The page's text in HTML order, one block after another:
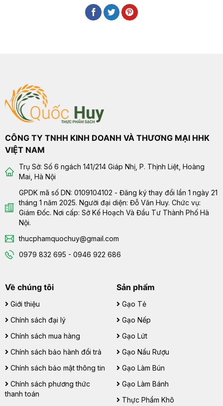
CÔNG TY TNHH KINH DOANH VÀ THƯƠNG MẠI HHK
VIỆT NAM
Trụ Sở: Số 6 ngách 141/214 Giáp Nhị, P. Thịnh Liệt, Hoàng
Mai, Hà Nội
GPDK mã số DN: 0109104102 - Đăng ký thay đổi lần 1 ngày 21
tháng 1 năm 2025. Người đại diện: Đỗ Văn Huy. Chức vụ:
Giám Đốc. Nơi cấp: Sở Kế Hoạch Và Đầu Tư Thành Phố Hà
Nội.
thucphamquochuy@gmail.com
0979 832 695 - 0946 922 686
Về chúng tôi
Giới thiệu
Chính sách đại lý
Chính sách mua hàng
Chính sách bảo hành đổi trả
Chính sách bảo mật thông tin
Chính sách phương thức
thanh toán
Sản phẩm
Gạo Tẻ
Gạo Nếp
Gạo Lứt
Gạo Nấu Rượu
Gạo Làm Bún
Gạo Làm Bánh
Thực Phẩm Khô